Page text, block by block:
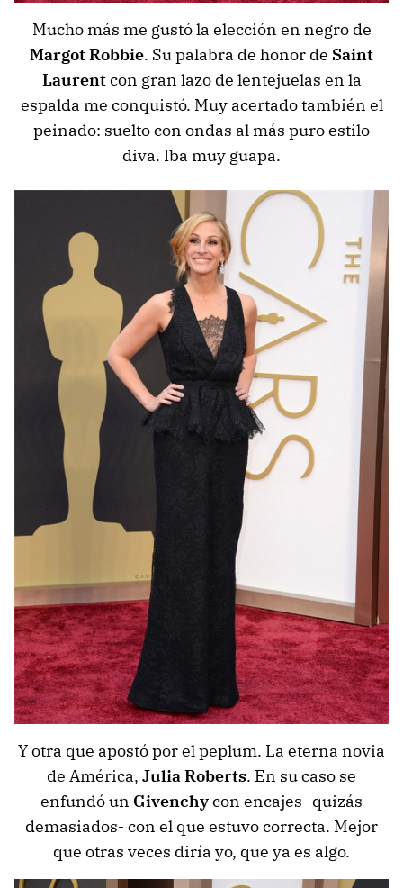
Mucho más me gustó la elección en negro de
Margot Robbie. Su palabra de honor de Saint
Laurentcon gran lazo de lentejuelas en la
espalda me conquistó. Muy acertado también el
peinado: suelto con ondas al más puro estilo
diva. Iba muy guapa.
Y otra que apostó por el peplum. La eterna novia
de América, Julia Roberts. En su caso se
enfundó un Givenchycon encajes -quizás
demasiados- con el que estuvo correcta. Mejor
que otras veces diría yo, que ya es algo.